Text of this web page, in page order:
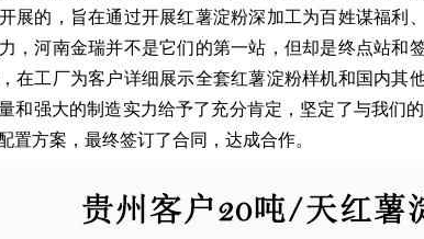
展的，旨在通过开展红薯淀粉深加工为百姓谋福利
，河南金瑞并不是它们的第一站，但却是终点站和
在工厂为客户详细展示全套红薯淀粉样机和国内其
和强大的制造实力给予了充分肯定，坚定了与我们
置方案，最终签订了合同，达成合作。